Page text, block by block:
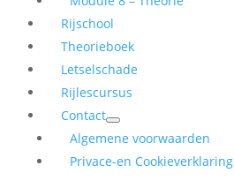
Rijschool
Theorieboek
Letselschade
Rijlescursus
Contact
Algemene voorwaarden
Privace-en Cookieverklaring